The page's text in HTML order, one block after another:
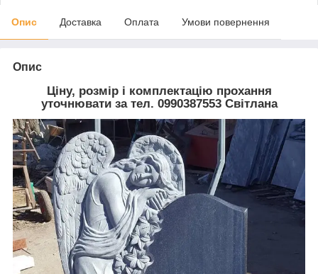
Опис Доставка Оплата Умови повернення
Опис
Ціну, розмір і комплектацію прохання
уточнювати за тел. 0990387553 Світлана